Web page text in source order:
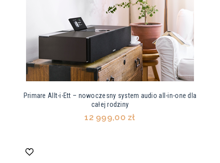
Primare Allt-i-Ett – nowoczesny system audio all-in-one dla
całej rodziny
12 999,00 zł